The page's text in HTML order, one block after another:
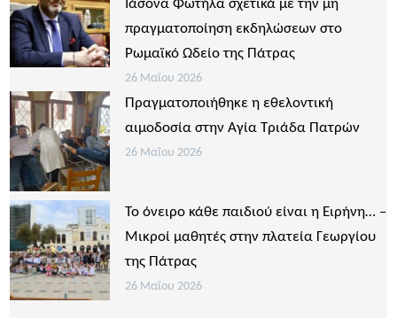
Ιάσονα Φωτήλα σχετικά με την μη
πραγματοποίηση εκδηλώσεων στο
Ρωμαϊκό Ωδείο της Πάτρας
26 Μαΐου 2026
Πραγματοποιήθηκε η εθελοντική
αιμοδοσία στην Αγία Τριάδα Πατρών
26 Μαΐου 2026
Το όνειρο κάθε παιδιού είναι η Ειρήνη… –
Μικροί μαθητές στην πλατεία Γεωργίου
της Πάτρας
26 Μαΐου 2026